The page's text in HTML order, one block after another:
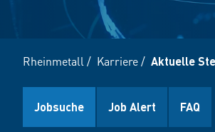
Rheinmetall / Karriere/ Aktuelle
Jobsuche Job Alert FAQ